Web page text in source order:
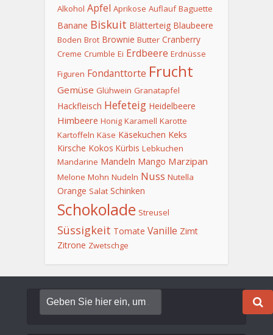
Alkohol Apfel Aprikose Auflauf Baguette
Banane Biskuit Blätterteig Blaubeere
Boden Brot Brownie Butter Cranberry
Creme Crumble Ei Erdbeere Erdnüsse
Figuren Fondanttorte Frucht
Gemüse Glühwein Granatapfel
Hackfleisch Hefeteig Heidelbeere
Himbeere Honig Karamell Karotte
Kartoffeln Käse Käsekuchen Keks
Kirsche Kokos Kürbis Lebkuchen
Mandarine Mandeln Mango Marzipan
Melone Mohn Nudeln Nuss Nutella
Orange Salat Schinken
Schokolade Streusel
Süssigkeit Tomate Vanille Zimt
Zitrone Zwetschge